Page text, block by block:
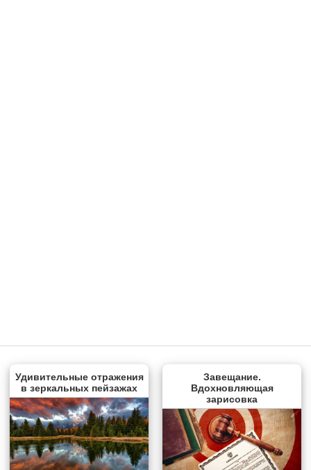
Удивительные отражения
в зеркальных пейзажах
Завещание.
Вдохновляющая
зарисовка